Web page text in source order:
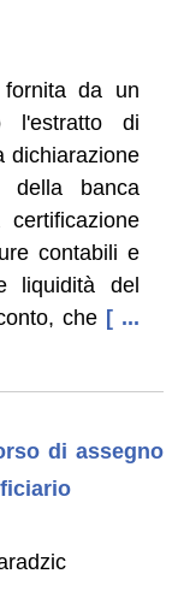
da un
l'estratto di
dichiarazione
della banca
contabili e
liquidità del
che [ ...
di assegno